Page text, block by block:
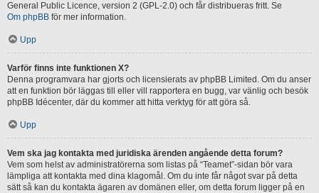
General Public Licence, version 2 (GPL-2.0) och får distribueras fritt. Se
Om phpBB för mer information.
Upp
Varför finns inte funktionen X?
Denna programvara har gjorts och licensierats av phpBB Limited. Om du anser
att en funktion bör läggas till eller vill rapportera en bugg, var vänlig och besök
phpBB Idécenter, där du kommer att hitta verktyg för att göra så.
Upp
Vem ska jag kontakta med juridiska ärenden angående detta forum?
Vem som helst av administratörerna som listas på “Teamet”-sidan bör vara
lämpliga att kontakta med dina klagomål. Om du inte får något svar på detta
sätt så kan du kontakta ägaren av domänen eller, om detta forum ligger på en